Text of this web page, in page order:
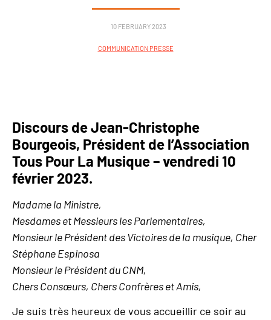
10 FEBRUARY 2023
COMMUNICATION PRESSE
Discours de Jean-Christophe
Bourgeois, Président de l’Association
Tous Pour La Musique – vendredi 10
février 2023.
Madame la Ministre,
Mesdames et Messieurs les Parlementaires,
Monsieur le Président des Victoires de la musique, Cher
Stéphane Espinosa
Monsieur le Président du CNM,
Chers Consœurs, Chers Confrères et Amis,
Je suis très heureux de vous accueillir ce soir au